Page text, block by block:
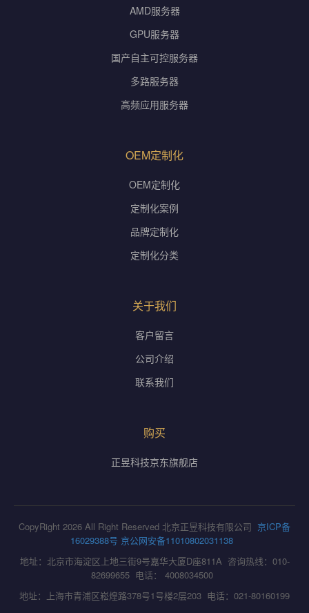
AMD服务器
GPU服务器
国产自主可控服务器
多路服务器
高频应用服务器
OEM定制化
OEM定制化
定制化案例
品牌定制化
定制化分类
关于我们
客户留言
公司介绍
联系我们
购买
正昱科技京东旗舰店
CopyRight 2026 All Right Reserved 北京正昱科技有限公司 京ICP备
16029388号 京公网安备11010802031138
地址：北京市海淀区上地三街9号嘉华大厦D座811A 咨询热线：010-
82699655 电话： 4008034500
地址：上海市青浦区崧煌路378号1号楼2层203 电话：021-80160199